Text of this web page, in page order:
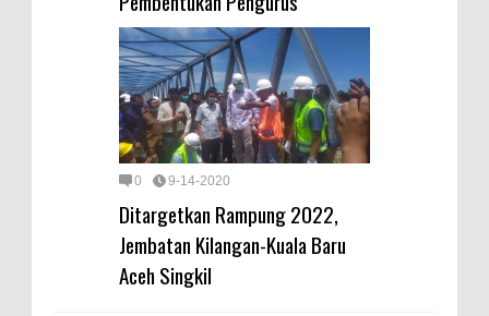
0 9-14-2020
Ditargetkan Rampung 2022,
Jembatan Kilangan-Kuala Baru
Aceh Singkil